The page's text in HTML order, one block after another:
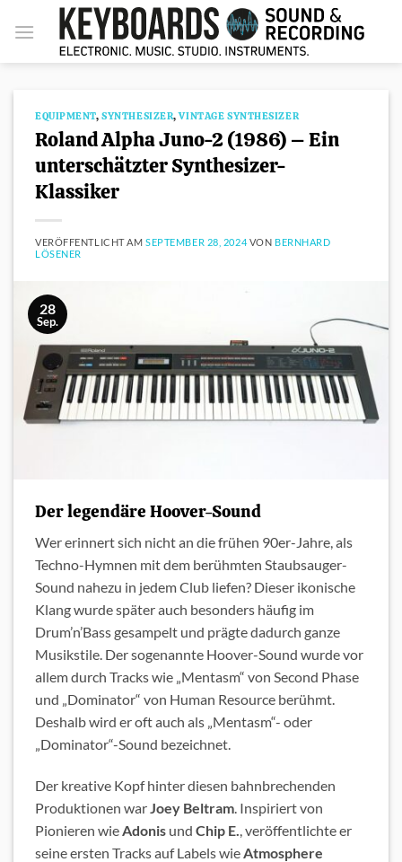
Inhalt
EQUIPMENT,SYNTHESIZER,VINTAGE SYNTHESIZER
Roland Alpha Juno-2 (1986) – Ein
unterschätzter Synthesizer-
Klassiker
VERÖFFENTLICHT AMSEPTEMBER 28, 2024 VON BERNHARD
LÖSENER
28
Sep.
Der legendäre Hoover-Sound
Wer erinnert sich nicht an die frühen 90er-Jahre, als
Techno-Hymnen mit dem berühmten Staubsauger-
Sound nahezu in jedem Club liefen? Dieser ikonische
Klang wurde später auch besonders häufig im
Drum’n’Bass gesampelt und prägte dadurch ganze
Musikstile. Der sogenannte Hoover-Sound wurde vor
allem durch Tracks wie „Mentasm“ von Second Phase
und „Dominator“ von Human Resource berühmt.
Deshalb wird er oft auch als „Mentasm“- oder
„Dominator“-Sound bezeichnet.
Der kreative Kopf hinter diesen bahnbrechenden
Produktionen warJoey Beltram. Inspiriert von
Pionieren wieAdonis und Chip E., veröffentlichte er
seine ersten Tracks auf Labels wieAtmosphere